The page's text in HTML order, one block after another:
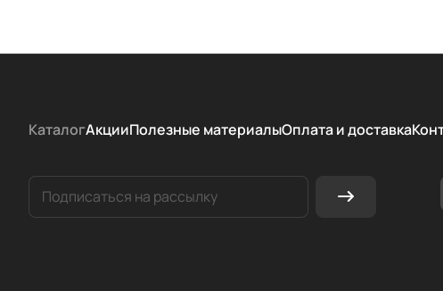
КаталогАкцииПолезные материалыОплата и доставка